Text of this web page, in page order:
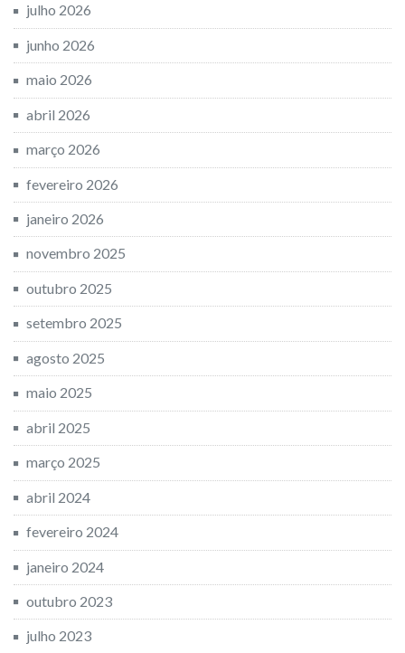
julho 2026
junho 2026
maio 2026
abril 2026
março 2026
fevereiro 2026
janeiro 2026
novembro 2025
outubro 2025
setembro 2025
agosto 2025
maio 2025
abril 2025
março 2025
abril 2024
fevereiro 2024
janeiro 2024
outubro 2023
julho 2023